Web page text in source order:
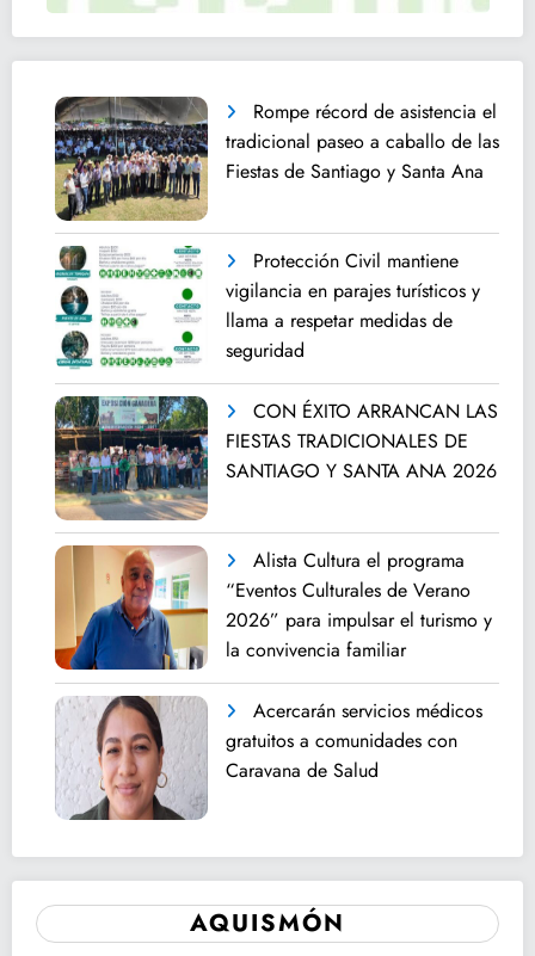
Rompe récord de asistencia el
tradicional paseo a caballo de las
Fiestas de Santiago y Santa Ana
Protección Civil mantiene
vigilancia en parajes turísticos y
llama a respetar medidas de
seguridad
CON ÉXITO ARRANCAN LAS
FIESTAS TRADICIONALES DE
SANTIAGO Y SANTA ANA 2026
Alista Cultura el programa
“Eventos Culturales de Verano
2026” para impulsar el turismo y
la convivencia familiar
Acercarán servicios médicos
gratuitos a comunidades con
Caravana de Salud
AQUISMÓN